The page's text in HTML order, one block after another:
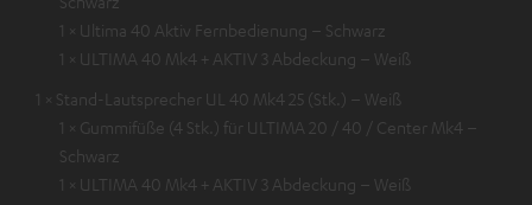
1 × Ultima 40 Aktiv Fernbedienung – Schwarz
1 × ULTIMA 40 Mk4 + AKTIV 3 Abdeckung – Weiß
1 × Stand-Lautsprecher UL 40 Mk4 25 (Stk.) – Weiß
1 × Gummifüße (4 Stk.) für ULTIMA 20 / 40 / Center Mk4 –
Schwarz
1 × ULTIMA 40 Mk4 + AKTIV 3 Abdeckung – Weiß